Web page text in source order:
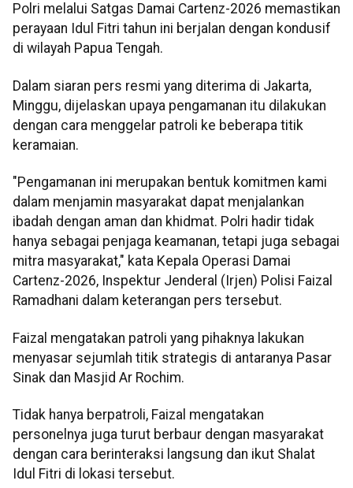
Polri melalui Satgas Damai Cartenz-2026 memastikan
perayaan Idul Fitri tahun ini berjalan dengan kondusif
di wilayah Papua Tengah.
Dalam siaran pers resmi yang diterima di Jakarta,
Minggu, dijelaskan upaya pengamanan itu dilakukan
dengan cara menggelar patroli ke beberapa titik
keramaian.
"Pengamanan ini merupakan bentuk komitmen kami
dalam menjamin masyarakat dapat menjalankan
ibadah dengan aman dan khidmat. Polri hadir tidak
hanya sebagai penjaga keamanan, tetapi juga sebagai
mitra masyarakat," kata Kepala Operasi Damai
Cartenz-2026, Inspektur Jenderal (Irjen) Polisi Faizal
Ramadhani dalam keterangan pers tersebut.
Faizal mengatakan patroli yang pihaknya lakukan
menyasar sejumlah titik strategis di antaranya Pasar
Sinak dan Masjid Ar Rochim.
Tidak hanya berpatroli, Faizal mengatakan
personelnya juga turut berbaur dengan masyarakat
dengan cara berinteraksi langsung dan ikut Shalat
Idul Fitri di lokasi tersebut.